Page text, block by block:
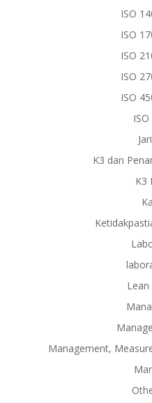
ISO
ISO
ISO
ISO
ISO
K3 dan
K3
Lean
Management,